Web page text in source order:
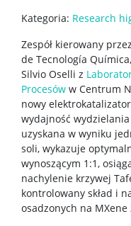
Serwerownia
KONTAKT
Kategoria: Research
Zespół kierowany
de Tecnología
Silvio Oselli z
Procesów w Centrum
nowy
wydajność wydzielania
uzyskana w wyniku
soli, wykazuje
wynoszącym 1:1,
nachylenie krzywej
kontrolowany skład i
osadzonych na